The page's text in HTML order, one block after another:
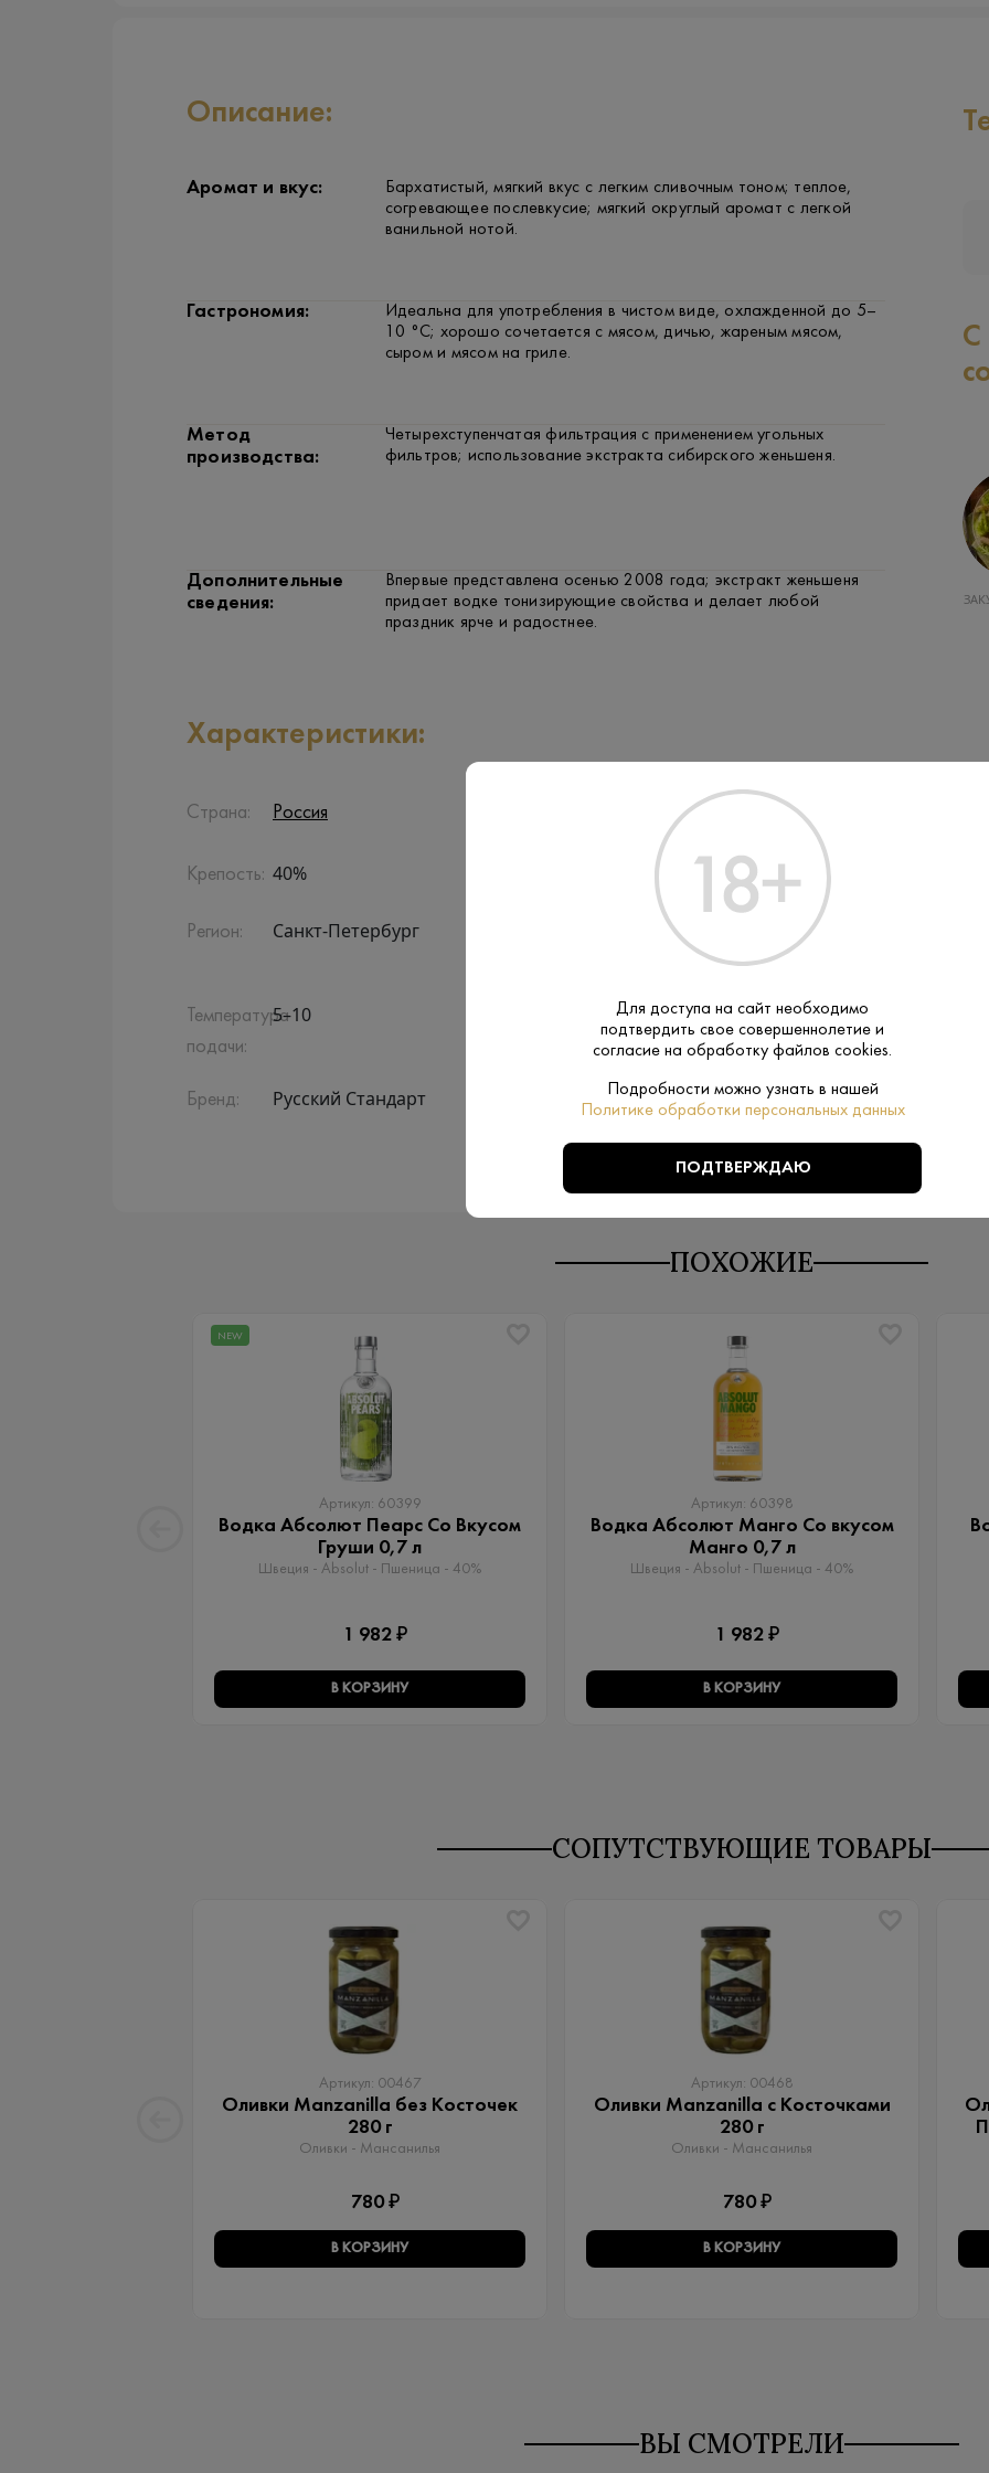
Описание:
Аромат и вкус:
Бархатистый, мягкий вкус с легким сливочным тоном; теплое,
согревающее послевкусие; мягкий округлый аромат с легкой
ванильной нотой.
Гастрономия:
Идеальна для употребления в чистом виде, охлажденной до 5–
10 °C; хорошо сочетается с мясом, дичью, жареным мясом,
сыром и мясом на гриле.
Метод
производства:
Четырехступенчатая фильтрация с применением угольных
фильтров; использование экстракта сибирского женьшеня.
Дополнительные
сведения:
Впервые представлена осенью 2008 года; экстракт женьшеня
придает водке тонизирующие свойства и делает любой
праздник ярче и радостнее.
С
СВИНИНА
Характеристики:
Страна: Россия Производитель:Русский
Крепость: 40% Объем:
Регион: Санкт-Петербург
Подарочная
Температура
подачи:
5–10 Тип:
Бренд: Русский Стандарт Сырье:
ПОХОЖИЕ
NEW
Артикул: 60399
Водка Абсолют Пеарс Со Вкусом
Груши 0,7 л
Швеция - Absolut - Пшеница - 40%
1 982 ₽
В КОРЗИНУ
Артикул: 60398
Водка Абсолют Манго Со вкусом
Манго 0,7 л
Швеция - Absolut - Пшеница - 40%
1 982 ₽
В КОРЗИНУ
СОПУТСТВУЮЩИЕ ТОВАРЫ
Артикул: 00467
Оливки Manzanilla без Косточек
280 г
Оливки - Мансанилья
780 ₽
В КОРЗИНУ
Артикул: 00468
Оливки Manzanilla с Косточками
280 г
Оливки - Мансанилья
780 ₽
В КОРЗИНУ
ВЫ СМОТРЕЛИ
Для доступа на сайт необходимо
подтвердить свое совершеннолетие и
согласие на обработку файлов cookies.
Подробности можно узнать в нашей
Политике обработки персональных данных
ПОДТВЕРЖДАЮ